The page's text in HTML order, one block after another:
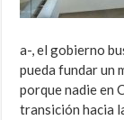
a-, el gobierno
pueda fundar un
porque nadie en
transición hacia